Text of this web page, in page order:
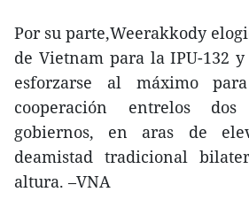
Por su parte,Weerakkody
de Vietnam para la IPU-132
esforzarse al máximo
cooperación entrelos
gobiernos, en aras de
deamistad tradicional
altura. –VNA